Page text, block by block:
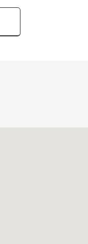
門。請隨便